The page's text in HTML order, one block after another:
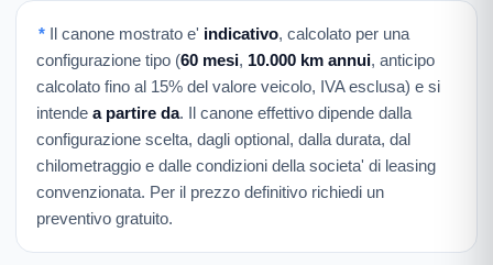
* Il canone mostrato e' indicativo, calcolato per una
configurazione tipo (60 mesi, 10.000 km annui, anticipo
calcolato fino al 15% del valore veicolo, IVA esclusa) e si
intende a partire da. Il canone effettivo dipende dalla
configurazione scelta, dagli optional, dalla durata, dal
chilometraggio e dalle condizioni della societa' di leasing
convenzionata. Per il prezzo definitivo richiedi un
preventivo gratuito.